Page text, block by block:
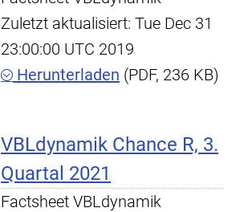
Zuletzt aktualisiert: Tue Dec 31
23:00:00 UTC 2019
Herunterladen (PDF, 236 KB)
VBLdynamik Chance R, 3.
Quartal 2021
Factsheet VBLdynamik